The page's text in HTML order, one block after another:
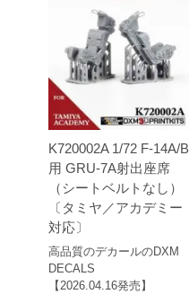
K720002A 1/72 F-14A/B
用 GRU-7A射出座席
（シートベルトなし）
〔タミヤ／アカデミー
対応〕
高品質のデカールのDXM
DECALS
【2026.04.16発売】